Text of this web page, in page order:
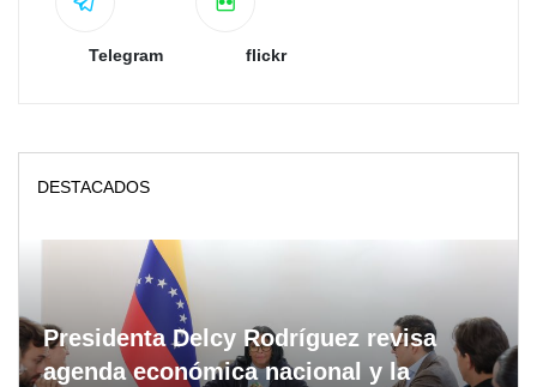
Telegram flickr
DESTACADOS
Presidenta Delcy Rodríguez revisa
agenda económica nacional y la